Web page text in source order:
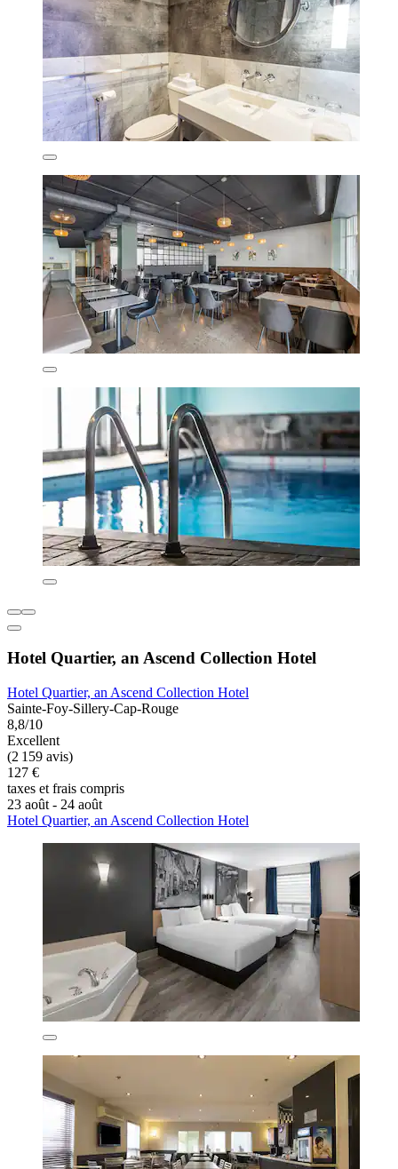
Hotel Quartier, an Ascend Collection Hotel
Hotel Quartier, an Ascend Collection Hotel
Sainte-Foy-Sillery-Cap-Rouge
8,8/10
Excellent
(2 159 avis)
127 €
taxes et frais compris
23 août - 24 août
Hotel Quartier, an Ascend Collection Hotel